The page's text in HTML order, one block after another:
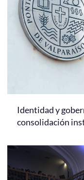
Identidad y
consolidación